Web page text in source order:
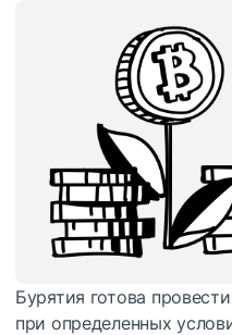
Бурятия готова
при определенных